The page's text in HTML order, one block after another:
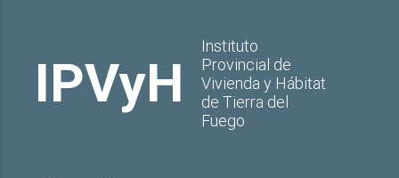
IPVyH
Instituto
Provincial de
Vivienda y Hábitat
de Tierra del
Fuego